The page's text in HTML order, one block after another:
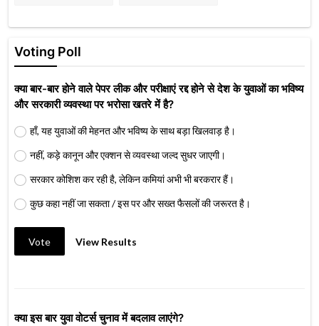
Voting Poll
क्या बार-बार होने वाले पेपर लीक और परीक्षाएं रद्द होने से देश के युवाओं का भविष्य
और सरकारी व्यवस्था पर भरोसा खतरे में है?
हाँ, यह युवाओं की मेहनत और भविष्य के साथ बड़ा खिलवाड़ है।
नहीं, कड़े कानून और एक्शन से व्यवस्था जल्द सुधर जाएगी।
सरकार कोशिश कर रही है, लेकिन कमियां अभी भी बरकरार हैं।
कुछ कहा नहीं जा सकता / इस पर और सख्त फैसलों की जरूरत है।
Vote View Results
क्या इस बार युवा वोटर्स चुनाव में बदलाव लाएंगे?